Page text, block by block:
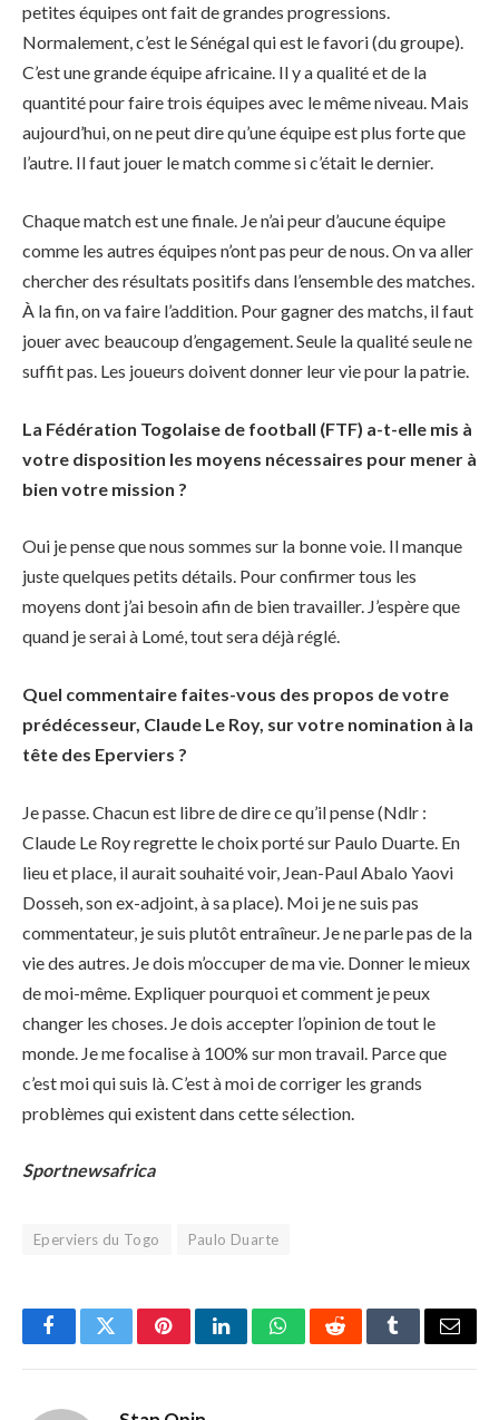
petites équipes ont fait de grandes progressions.
Normalement, c’est le Sénégal qui est le favori (du groupe).
C’est une grande équipe africaine. Il y a qualité et de la
quantité pour faire trois équipes avec le même niveau. Mais
aujourd’hui, on ne peut dire qu’une équipe est plus forte que
l’autre. Il faut jouer le match comme si c’était le dernier.
Chaque match est une finale. Je n’ai peur d’aucune équipe
comme les autres équipes n’ont pas peur de nous. On va aller
chercher des résultats positifs dans l’ensemble des matches.
À la fin, on va faire l’addition. Pour gagner des matchs, il faut
jouer avec beaucoup d’engagement. Seule la qualité seule ne
suffit pas. Les joueurs doivent donner leur vie pour la patrie.
La Fédération Togolaise de football (FTF) a-t-elle mis à
votre disposition les moyens nécessaires pour mener à
bien votre mission ?
Oui je pense que nous sommes sur la bonne voie. Il manque
juste quelques petits détails. Pour confirmer tous les
moyens dont j’ai besoin afin de bien travailler. J’espère que
quand je serai à Lomé, tout sera déjà réglé.
Quel commentaire faites-vous des propos de votre
prédécesseur, Claude Le Roy, sur votre nomination à la
tête des Eperviers ?
Je passe. Chacun est libre de dire ce qu’il pense (Ndlr :
Claude Le Roy regrette le choix porté sur Paulo Duarte. En
lieu et place, il aurait souhaité voir, Jean-Paul Abalo Yaovi
Dosseh, son ex-adjoint, à sa place). Moi je ne suis pas
commentateur, je suis plutôt entraîneur. Je ne parle pas de la
vie des autres. Je dois m’occuper de ma vie. Donner le mieux
de moi-même. Expliquer pourquoi et comment je peux
changer les choses. Je dois accepter l’opinion de tout le
monde. Je me focalise à 100% sur mon travail. Parce que
c’est moi qui suis là. C’est à moi de corriger les grands
problèmes qui existent dans cette sélection.
Sportnewsafrica
Eperviers du Togo Paulo Duarte
FacebookTwitterPinterestLinkedInWhatsAppRedditTumblrEmail